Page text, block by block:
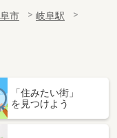
市
岐阜駅
「住みたい街」
を見つけよう